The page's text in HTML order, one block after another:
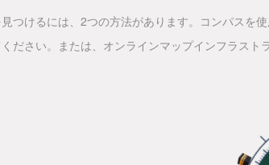
つけるには、2つの方法があります。コンパスを
ださい。または、オンラインマップインフラス